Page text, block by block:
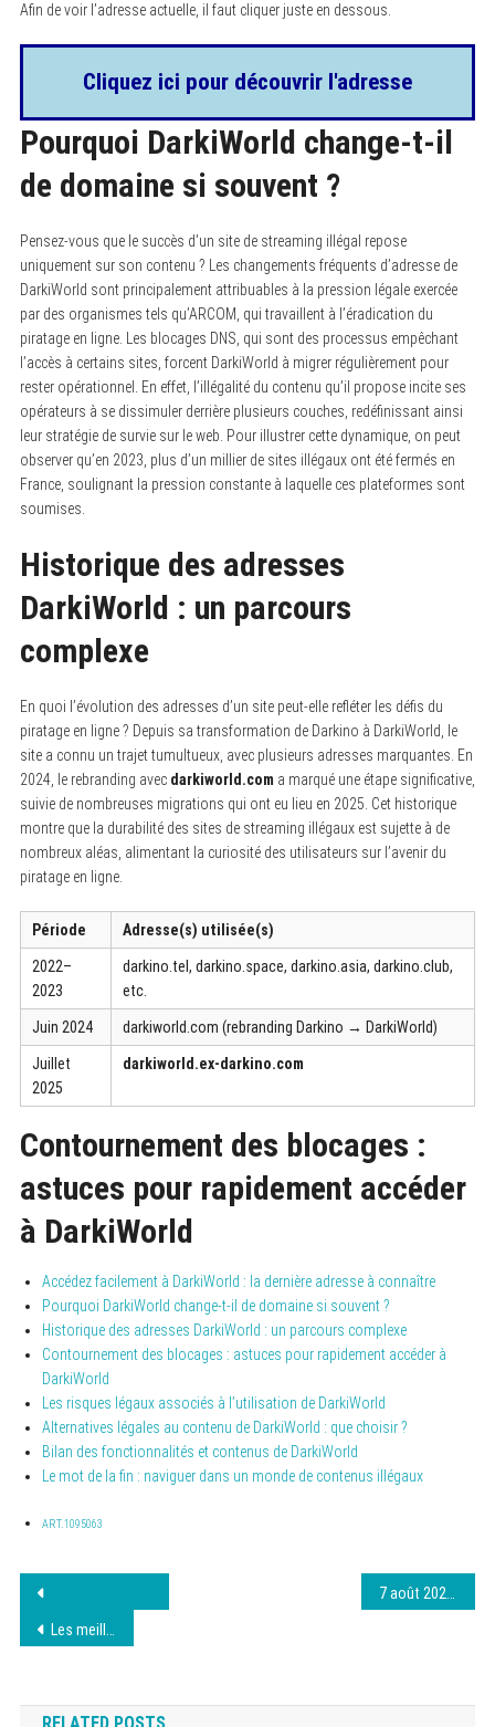
Afin de voir l’adresse actuelle, il faut cliquer juste en dessous.
Cliquez ici pour découvrir l'adresse
Pourquoi DarkiWorld change-t-il
de domaine si souvent ?
Pensez-vous que le succès d’un site de streaming illégal repose
uniquement sur son contenu ? Les changements fréquents d’adresse de
DarkiWorld sont principalement attribuables à la pression légale exercée
par des organismes tels qu’ARCOM, qui travaillent à l’éradication du
piratage en ligne. Les blocages DNS, qui sont des processus empêchant
l’accès à certains sites, forcent DarkiWorld à migrer régulièrement pour
rester opérationnel. En effet, l’illégalité du contenu qu’il propose incite ses
opérateurs à se dissimuler derrière plusieurs couches, redéfinissant ainsi
leur stratégie de survie sur le web. Pour illustrer cette dynamique, on peut
observer qu’en 2023, plus d’un millier de sites illégaux ont été fermés en
France, soulignant la pression constante à laquelle ces plateformes sont
soumises.
Historique des adresses
DarkiWorld : un parcours
complexe
En quoi l’évolution des adresses d’un site peut-elle refléter les défis du
piratage en ligne ? Depuis sa transformation de Darkino à DarkiWorld, le
site a connu un trajet tumultueux, avec plusieurs adresses marquantes. En
2024, le rebranding avec darkiworld.com a marqué une étape significative,
suivie de nombreuses migrations qui ont eu lieu en 2025. Cet historique
montre que la durabilité des sites de streaming illégaux est sujette à de
nombreux aléas, alimentant la curiosité des utilisateurs sur l’avenir du
piratage en ligne.
Période Adresse(s) utilisée(s)
2022–
2023
darkino.tel, darkino.space, darkino.asia, darkino.club,
etc.
Juin 2024 darkiworld.com (rebranding Darkino → DarkiWorld)
Juillet
2025
darkiworld.ex-darkino.com
Contournement des blocages :
astuces pour rapidement accéder
à DarkiWorld
Accédez facilement à DarkiWorld : la dernière adresse à connaître
Pourquoi DarkiWorld change-t-il de domaine si souvent ?
Historique des adresses DarkiWorld : un parcours complexe
Contournement des blocages : astuces pour rapidement accéder à
DarkiWorld
Les risques légaux associés à l’utilisation de DarkiWorld
Alternatives légales au contenu de DarkiWorld : que choisir ?
Bilan des fonctionnalités et contenus de DarkiWorld
Le mot de la fin : naviguer dans un monde de contenus illégaux
ART.1095063
Navigation
deLes meilleures apps pour améliorer votre productivité